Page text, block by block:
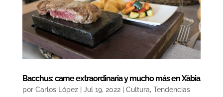
Bacchus: carne extraordinaria y mucho más en Xàbia
por Carlos López| Jul 19, 2022| Cultura, Tendencias